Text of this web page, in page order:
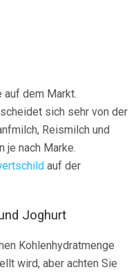
dem Markt.
sich sehr von der
Reismilch und
je nach Marke.
auf der
Joghurt
Kohlenhydratmenge
wird, aber achten Sie